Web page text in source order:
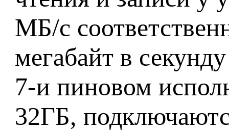
МБ/с
мегабайт в
7-и пиновом
32ГБ,